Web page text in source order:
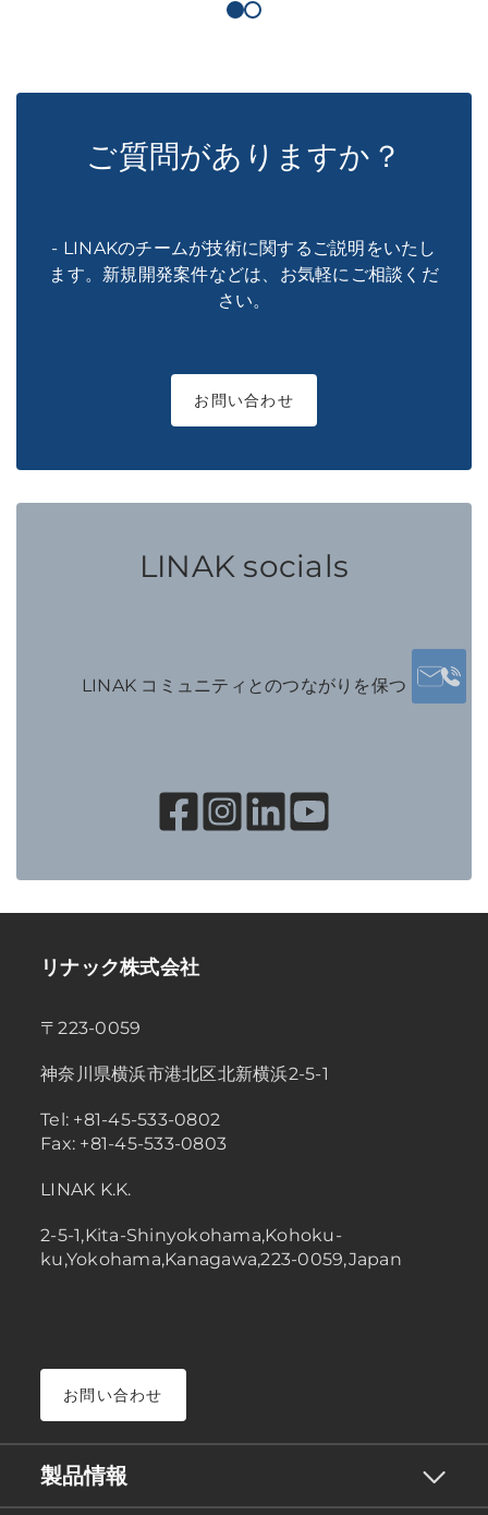
ご質問がありますか？
- LINAKのチームが技術に関するご説明をいたし
ます。新規開発案件などは、お気軽にご相談くだ
さい。
お問い合わせ
LINAK socials
LINAK コミュニティとのつながりを保つ
リナック株式会社
〒223-0059
神奈川県横浜市港北区北新横浜2-5-1
Tel: +81-45-533-0802
Fax: +81-45-533-0803
LINAK K.K.
2-5-1,Kita-Shinyokohama,Kohoku-
ku,Yokohama,Kanagawa,223-0059,Japan
お問い合わせ
製品情報